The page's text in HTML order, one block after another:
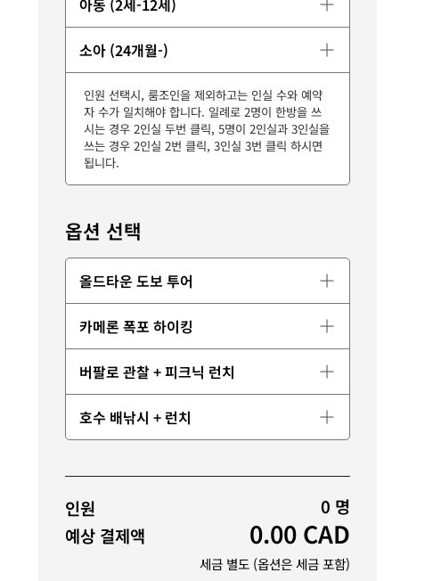
아동 (2세-12세)
소아 (24개월-)
인원 선택시, 룸조인을 제외하고는 인실 수와 예약
자 수가 일치해야 합니다. 일례로 2명이 한방을 쓰
시는 경우 2인실 두번 클릭, 5명이 2인실과 3인실을
쓰는 경우 2인실 2번 클릭, 3인실 3번 클릭 하시면
됩니다.
옵션 선택
올드타운 도보 투어
카메론 폭포 하이킹
버팔로 관찰 + 피크닉 런치
호수 배낚시 + 런치
0 명
인원
0.00 CAD
예상 결제액
세금 별도 (옵션은 세금 포함)